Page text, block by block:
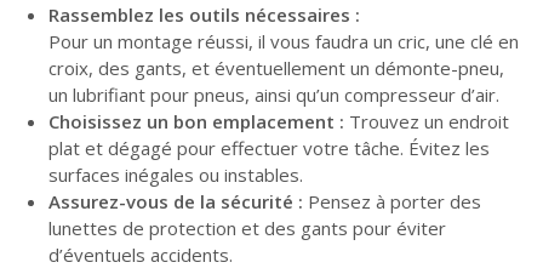
Rassemblez les outils nécessaires :
Pour un montage réussi, il vous faudra un cric, une clé en
croix, des gants, et éventuellement un démonte-pneu,
un lubrifiant pour pneus, ainsi qu’un compresseur d’air.
Choisissez un bon emplacement : Trouvez un endroit
plat et dégagé pour effectuer votre tâche. Évitez les
surfaces inégales ou instables.
Assurez-vous de la sécurité : Pensez à porter des
lunettes de protection et des gants pour éviter
d’éventuels accidents.